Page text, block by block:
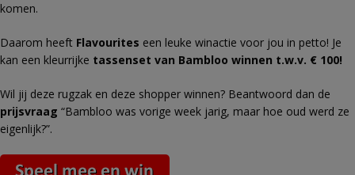
komen.
Daarom heeft Flavourites een leuke winactie voor jou in petto! Je
kan een kleurrijke tassenset van Bambloo winnen t.w.v. € 100!
Wil jij deze rugzak en deze shopper winnen? Beantwoord dan de
prijsvraag “Bambloo was vorige week jarig, maar hoe oud werd ze
eigenlijk?”.